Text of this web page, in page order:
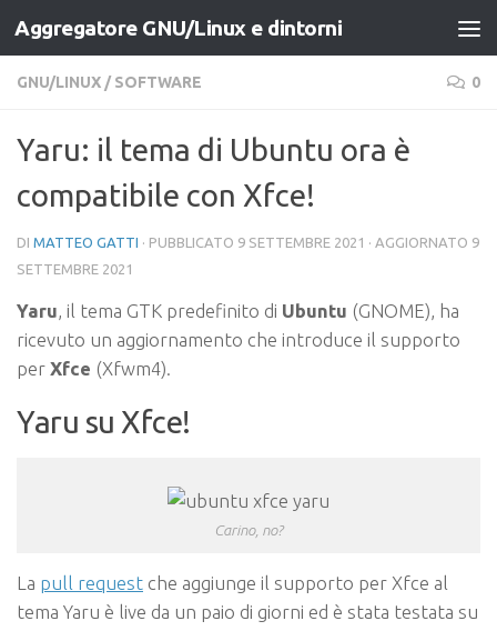
Salta al contenuto
Aggregatore GNU/Linux e dintorni
GNU/LINUX / SOFTWARE 0
Yaru: il tema di Ubuntu ora è
compatibile con Xfce!
DI MATTEO GATTI · PUBBLICATO 9 SETTEMBRE 2021 · AGGIORNATO 9
SETTEMBRE 2021
Yaru, il tema GTK predefinito di Ubuntu (GNOME), ha
ricevuto un aggiornamento che introduce il supporto
per Xfce (Xfwm4).
Yaru su Xfce!
Carino, no?
La pull request che aggiunge il supporto per Xfce al
tema Yaru è live da un paio di giorni ed è stata testata su